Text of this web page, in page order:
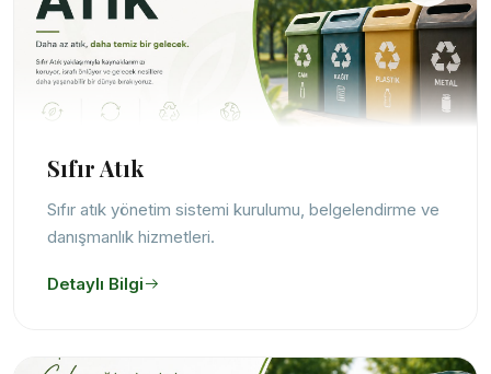
Sıfır Atık
Sıfır atık yönetim sistemi kurulumu, belgelendirme ve
danışmanlık hizmetleri.
Detaylı Bilgi